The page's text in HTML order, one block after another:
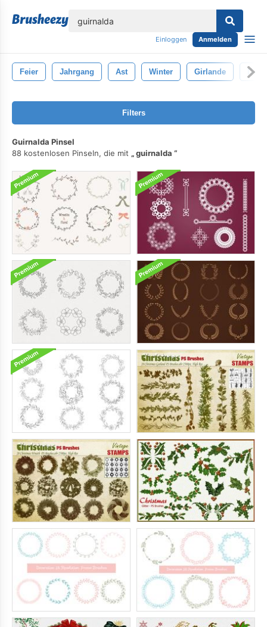
Einloggen Anmelden
Feier Jahrgang Ast Winter Girlande
Filters
Guirnalda Pinsel
88 kostenlosen Pinseln, die mit
guirnalda